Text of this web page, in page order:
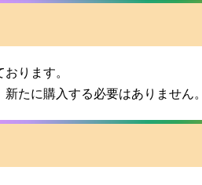
ります。
たに購入する必要はありません。